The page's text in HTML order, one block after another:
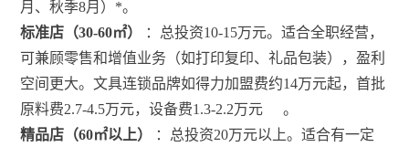
月、秋季8月） *。
标准店（30-60㎡）
：总投资10-15万元。适合全职经营，
可兼顾零售和增值业务（如打印复印、礼品包装），盈利
空间更大。文具连锁品牌如得力加盟费约14万元起，首批
原料费2.7-4.5万元，设备费1.3-2.2万元
。
精品店（60㎡以上）
：总投资20万元以上。适合有一定